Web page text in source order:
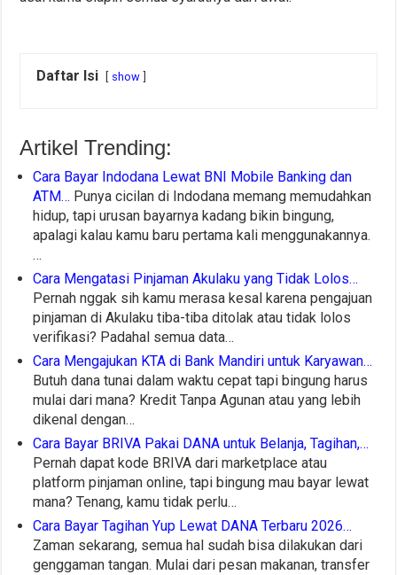
Daftar Isi show
Artikel Trending:
Cara Bayar Indodana Lewat BNI Mobile Banking dan
ATM… Punya cicilan di Indodana memang memudahkan
hidup, tapi urusan bayarnya kadang bikin bingung,
apalagi kalau kamu baru pertama kali menggunakannya.
…
Cara Mengatasi Pinjaman Akulaku yang Tidak Lolos…
Pernah nggak sih kamu merasa kesal karena pengajuan
pinjaman di Akulaku tiba-tiba ditolak atau tidak lolos
verifikasi? Padahal semua data…
Cara Mengajukan KTA di Bank Mandiri untuk Karyawan…
Butuh dana tunai dalam waktu cepat tapi bingung harus
mulai dari mana? Kredit Tanpa Agunan atau yang lebih
dikenal dengan…
Cara Bayar BRIVA Pakai DANA untuk Belanja, Tagihan,…
Pernah dapat kode BRIVA dari marketplace atau
platform pinjaman online, tapi bingung mau bayar lewat
mana? Tenang, kamu tidak perlu…
Cara Bayar Tagihan Yup Lewat DANA Terbaru 2026…
Zaman sekarang, semua hal sudah bisa dilakukan dari
genggaman tangan. Mulai dari pesan makanan, transfer